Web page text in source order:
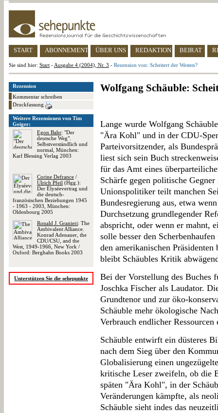
START ABONNEMENT ÜBER UNS REDAKTION BEIRAT
Sie sind hier: Start - Ausgabe 4 (2004), Nr. 3 - Rezension von: Scheitert der Westen?
Rezension
Kommentar schreiben
Druckfassung
Weitere Rezensionen von Tim
Geiger:
Egon Bahr: "Der
deutsche Weg".
Selbstverständlich und
normal, München:
Karl Blessing Verlag 2003
Corine Defrance /
Ulrich Pfeil (Hgg.):
Der Élyséevertrag und
die deutsch-
französischen Beziehungen 1945
- 1963 - 2003, München:
Oldenbourg 2005
Ronald J. Granieri: The
Ambivalent Alliance.
Konrad Adenauer, the
CDU/CSU, and the
West, 1949-1966, New York /
Oxford: Berghahn Books 2003
Unterstützen Sie die sehepunkte
Wolfgang Schäuble:
Lange wurde Wolfgang
"Ära Kohl" und in der CDU-
Parteivorsitzender, als
liest sich sein Buch
für das Amt eines
Schärfe gegen politische
Unionspolitiker teilt manchen
Bundesregierung aus, etwa
Durchsetzung grundlegender
abspricht, oder wenn er mahnt,
solle besser den
den amerikanischen
bleibt Schäubles Kritik
Bei der Vorstellung des Buches
Joschka Fischer als Laudator.
Grundtenor und zur öko-
Schäuble mehr ökologische
Verbrauch endlicher
Schäuble entwirft ein düsteres
nach dem Sieg über den
Globalisierung einen
kritische Leser zweifeln, ob die
späten "Ära Kohl", in der
Veränderungen kämpfte, als
Schäuble sieht indes das